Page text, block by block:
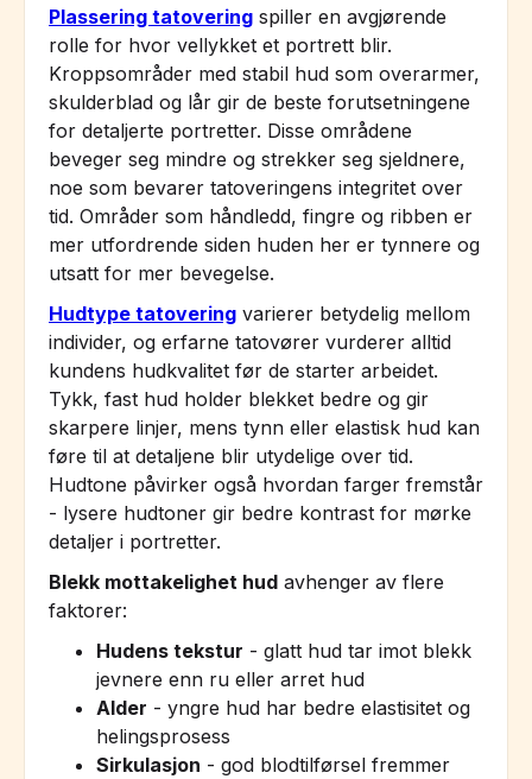
Plassering tatovering spiller en avgjørende
rolle for hvor vellykket et portrett blir.
Kroppsområder med stabil hud som overarmer,
skulderblad og lår gir de beste forutsetningene
for detaljerte portretter. Disse områdene
beveger seg mindre og strekker seg sjeldnere,
noe som bevarer tatoveringens integritet over
tid. Områder som håndledd, fingre og ribben er
mer utfordrende siden huden her er tynnere og
utsatt for mer bevegelse.
Hudtype tatovering varierer betydelig mellom
individer, og erfarne tatovører vurderer alltid
kundens hudkvalitet før de starter arbeidet.
Tykk, fast hud holder blekket bedre og gir
skarpere linjer, mens tynn eller elastisk hud kan
føre til at detaljene blir utydelige over tid.
Hudtone påvirker også hvordan farger fremstår
- lysere hudtoner gir bedre kontrast for mørke
detaljer i portretter.
Blekk mottakelighet hud avhenger av flere
faktorer:
Hudens tekstur - glatt hud tar imot blekk
jevnere enn ru eller arret hud
Alder - yngre hud har bedre elastisitet og
helingsprosess
Sirkulasjon - god blodtilførsel fremmer